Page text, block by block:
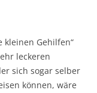
kleinen Gehilfen“
leckeren
sich sogar selber
können, wäre